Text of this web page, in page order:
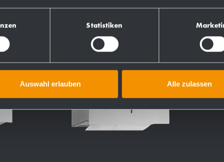
Statistiken
Auswahl erlauben Alle zulassen